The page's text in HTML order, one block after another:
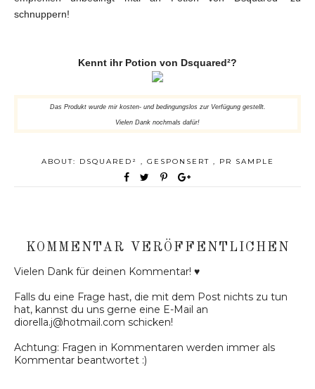
schnuppern!
Kennt ihr Potion von Dsquared²?
Das Produkt wurde mir kosten- und bedingungslos zur Verfügung gestellt.
Vielen Dank nochmals dafür!
ABOUT: DSQUARED² , GESPONSERT , PR SAMPLE
KOMMENTAR VERÖFFENTLICHEN
Vielen Dank für deinen Kommentar! ♥
Falls du eine Frage hast, die mit dem Post nichts zu tun
hat, kannst du uns gerne eine E-Mail an
diorella.j@hotmail.com schicken!
Achtung: Fragen in Kommentaren werden immer als
Kommentar beantwortet :)